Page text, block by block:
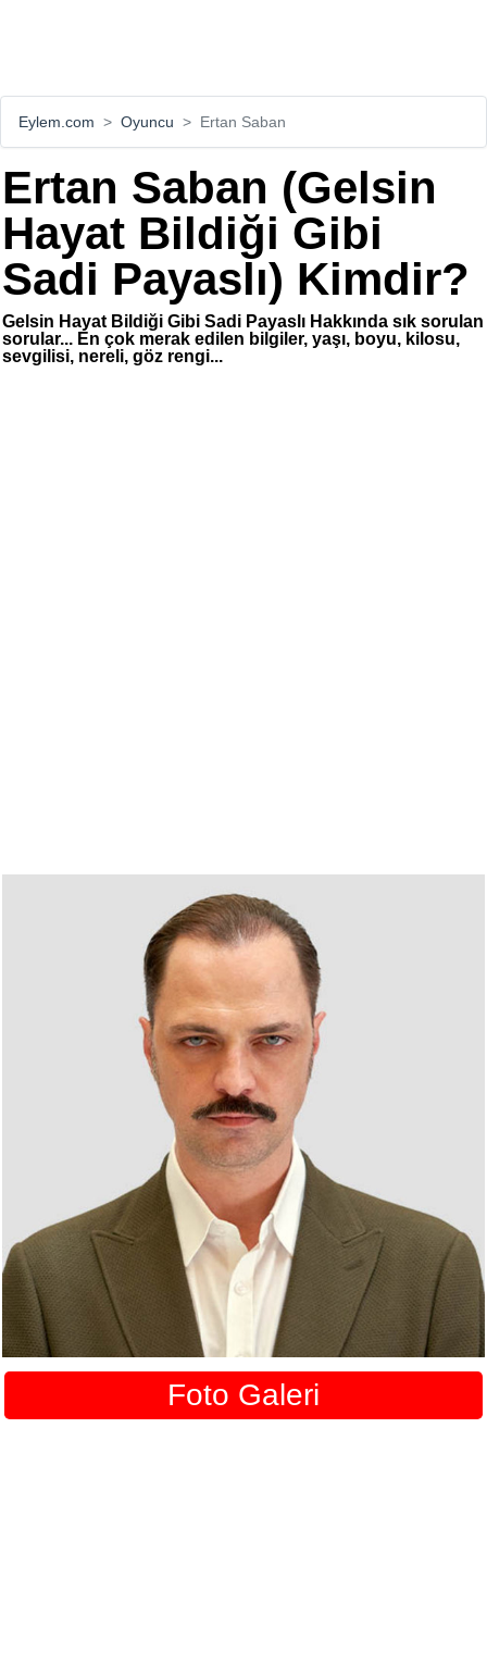
Eylem.com Oyuncu Ertan Saban
Ertan Saban (Gelsin
Hayat Bildiği Gibi
Sadi Payaslı) Kimdir?
Gelsin Hayat Bildiği Gibi Sadi Payaslı Hakkında sık sorulan
sorular... En çok merak edilen bilgiler, yaşı, boyu, kilosu,
sevgilisi, nereli, göz rengi...
Foto Galeri